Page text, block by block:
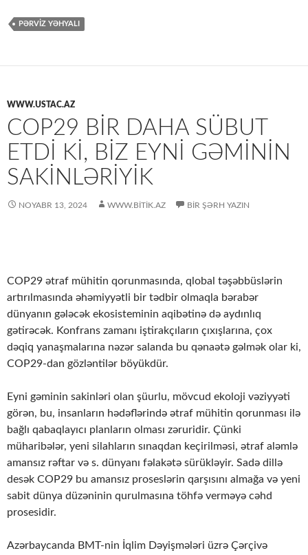
PƏRVIZ YƏHYALI
WWW.USTAC.AZ
COP29 BIR DAHA SÜBUT
ETDI KI, BIZ EYNI GƏMININ
SAKINLƏRIYIK
NOYABR 13, 2024 WWW.BITIK.AZ BIR ŞƏRH YAZIN
COP29 ətraf mühitin qorunmasında, qlobal təşəbbüslərin
artırılmasında əhəmiyyətli bir tədbir olmaqla bərabər
dünyanın gələcək ekosisteminin aqibətinə də aydınlıq
gətirəcək. Konfrans zamanı iştirakçıların çıxışlarına, çox
dəqiq yanaşmalarına nəzər salanda bu qənaətə gəlmək olar ki,
COP29-dan gözləntilər böyükdür.
Eyni gəminin sakinləri olan şüurlu, mövcud ekoloji vəziyyəti
görən, bu, insanların hədəflərində ətraf mühitin qorunması ilə
bağlı qabaqlayıcı planların olması zəruridir. Çünki
müharibələr, yeni silahların sınaqdan keçirilməsi, ətraf aləmlə
amansız rəftar və s. dünyanı fəlakətə sürükləyir. Sadə dillə
desək COP29 bu amansız proseslərin qarşısını almağa və yeni
sabit dünya düzəninin qurulmasına töhfə verməyə cəhd
prosesidir.
Azərbaycanda BMT-nin İqlim Dəyişmələri üzrə Çərçivə